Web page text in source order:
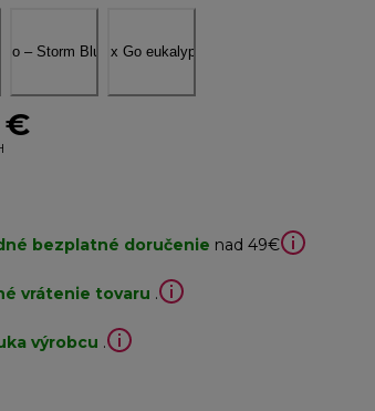
€
bezplatné doručenie nad 49€
vrátenie tovaru .
výrobcu .